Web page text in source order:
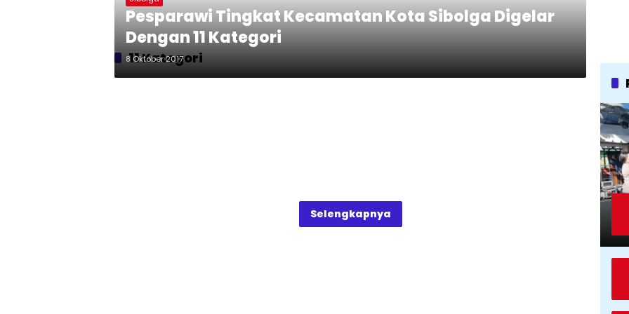
11 Kategori
Pesparawi Tingkat Kecamatan Kota Sibolga Digelar
Dengan 11 Kategori
8 Oktober 2017
Selengkapnya